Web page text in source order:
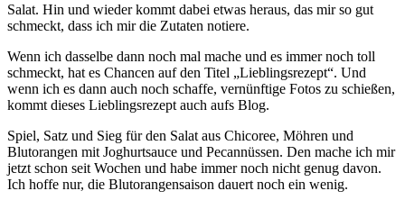
Salat. Hin und wieder kommt dabei etwas heraus, das mir so gut
schmeckt, dass ich mir die Zutaten notiere.
Wenn ich dasselbe dann noch mal mache und es immer noch toll
schmeckt, hat es Chancen auf den Titel „Lieblingsrezept“. Und
wenn ich es dann auch noch schaffe, vernünftige Fotos zu schießen,
kommt dieses Lieblingsrezept auch aufs Blog.
Spiel, Satz und Sieg für den Salat aus Chicoree, Möhren und
Blutorangen mit Joghurtsauce und Pecannüssen. Den mache ich mir
jetzt schon seit Wochen und habe immer noch nicht genug davon.
Ich hoffe nur, die Blutorangensaison dauert noch ein wenig.